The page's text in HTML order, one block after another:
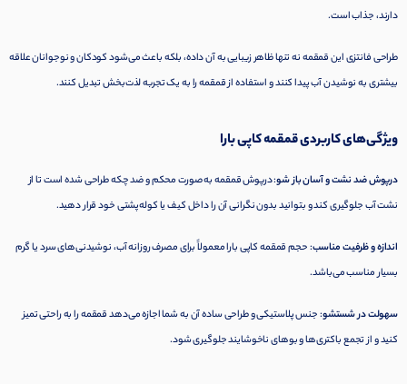
دارند، جذاب است.
طراحی فانتزی این قمقمه نه تنها ظاهر زیبایی به آن داده، بلکه باعث می‌شود کودکان و نوجوانان علاقه
بیشتری به نوشیدن آب پیدا کنند و استفاده از قمقمه را به یک تجربه لذت‌بخش تبدیل کنند.
ویژگی‌های کاربردی قمقمه کاپی بارا
درپوش ضد نشت و آسان باز شو: درپوش قمقمه به صورت محکم و ضد چکه طراحی شده است تا از
نشت آب جلوگیری کند و بتوانید بدون نگرانی آن را داخل کیف یا کوله‌پشتی خود قرار دهید.
اندازه و ظرفیت مناسب: حجم قمقمه کاپی بارا معمولاً برای مصرف روزانه آب، نوشیدنی‌های سرد یا گرم
بسیار مناسب می‌باشد.
سهولت در شستشو: جنس پلاستیکی و طراحی ساده آن به شما اجازه می‌دهد قمقمه را به راحتی تمیز
کنید و از تجمع باکتری‌ها و بوهای ناخوشایند جلوگیری شود.